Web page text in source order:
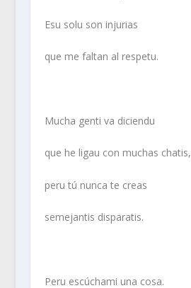
Esu solu son injurias
que me faltan al respetu.
Mucha genti va diciendu
que he ligau con muchas chatis,
peru tú nunca te creas
semejantis disparatis.
Peru escúchami una cosa.